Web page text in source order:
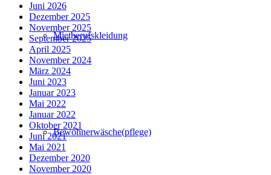
Mietberufskleidung
Bewohnerwäsche(pflege)
Juni 2026
Dezember 2025
November 2025
September 2025
April 2025
November 2024
März 2024
Juni 2023
Januar 2023
Mai 2022
Januar 2022
Oktober 2021
Juni 2021
Mai 2021
Dezember 2020
November 2020